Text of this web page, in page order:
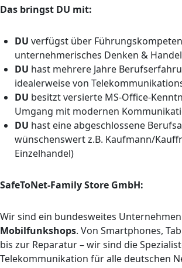
Das bringst DU mit:
DU verfügst über
unternehmerisches Denken &
DU hast mehrere Jahre
idealerweise von
DU besitzt versierte MS-Office-
Umgang mit modernen
DU hast eine abgeschlossene
wünschenswert z.B. Kaufmann/
Einzelhandel)
SafeToNet-Family Store GmbH:
Wir sind ein bundesweites
Mobilfunkshops. Von Smartphones,
bis zur Reparatur – wir sind die
Telekommunikation für alle deutschen